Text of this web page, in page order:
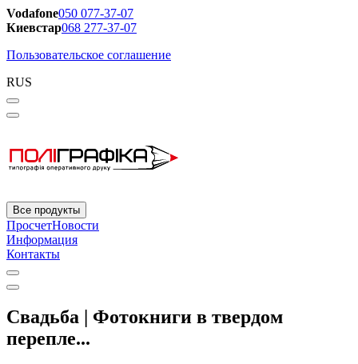
Vodafone050 077-37-07
Киевстар068 277-37-07
Пользовательское соглашение
RUS
Все продукты
ПросчетНовости
Информация
Контакты
Свадьба | Фотокниги в твердом
перепле...